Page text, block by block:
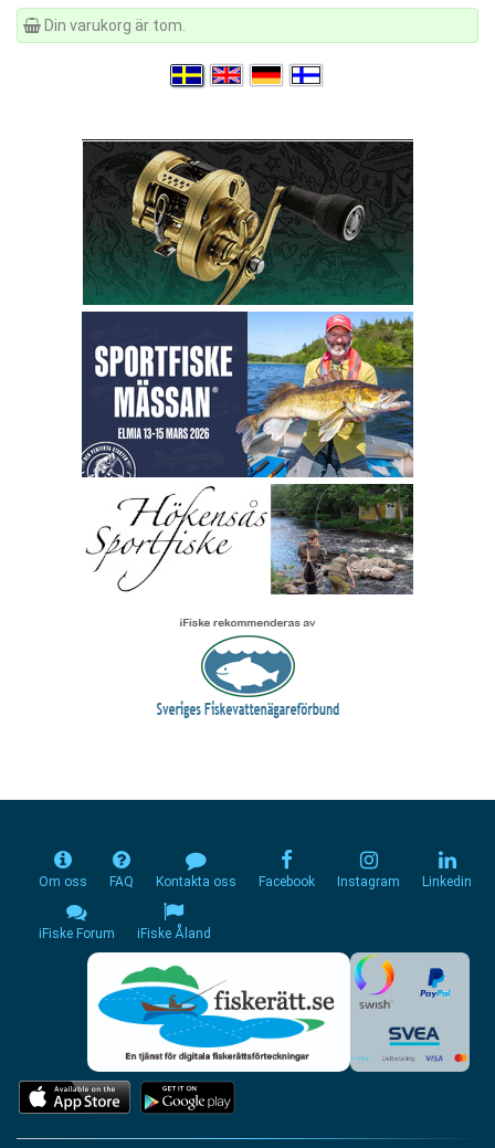
Din varukorg är tom.
Om oss FAQ Kontakta oss Facebook Instagram Linkedin
iFiske Forum iFiske Åland